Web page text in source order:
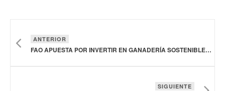
ANTERIOR
FAO APUESTA POR INVERTIR EN GANADERÍA SOSTENIBLE EN AMÉRICA LATINA
SIGUIENTE